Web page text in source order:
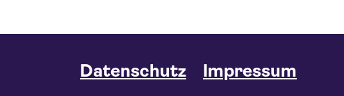
Datenschutz Impressum